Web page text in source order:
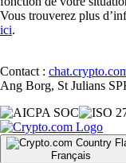
Vous trouverez plus
ici.
Contact :
Ang Borg, St Julians
Français